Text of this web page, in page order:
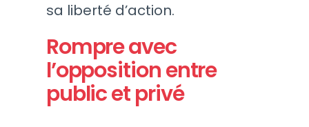
sa liberté d’action.
Rompre avec
l’opposition entre
public et privé